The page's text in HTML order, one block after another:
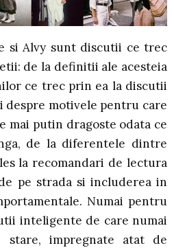
si Alvy sunt discutii ce trec
de la definitii ale acesteia
ce trec prin ea la discutii
despre motivele pentru care
mai putin dragoste odata ce
de la diferentele dintre
la recomandari de lectura
pe strada si includerea in
Numai pentru
inteligente de care numai
stare, impregnate atat de